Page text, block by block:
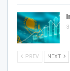
PREV NEXT